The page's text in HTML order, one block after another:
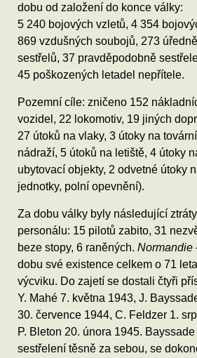
dobu od založení do konce války:
5 240 bojových vzletů, 4 354
869 vzdušných soubojů, 273
sestřelů, 37 pravděpodobně
45 poškozených letadel nepřítele.
Pozemní cíle: zničeno 152
vozidel, 22 lokomotiv, 19 jiných
27 útoků na vlaky, 3 útoky na
nádraží, 5 útoků na letiště, 4 útoky
ubytovací objekty, 2 odvetné útoky
jednotky, polní opevnění).
Za dobu války byly následující
personálu: 15 pilotů zabito, 31
beze stopy, 6 raněných.
dobu své existence celkem o 71
výcviku. Do zajetí se dostali čtyři
Y. Mahé 7. května 1943, J.
30. července 1944, C. Feldzer 1.
P. Bleton 20. února 1945.
sestřelení těsně za sebou, se